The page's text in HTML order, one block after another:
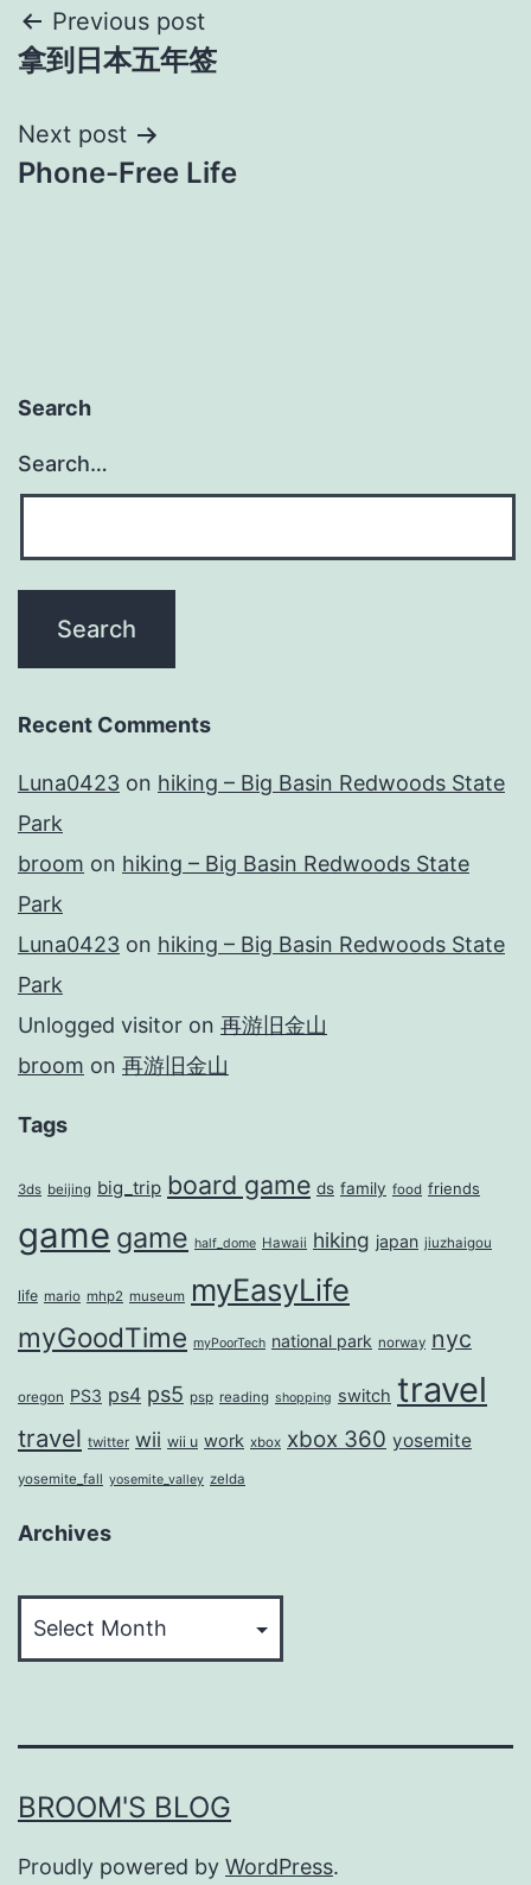
Post
navigation
Previous post
拿到日本五年签
Next post
Phone-Free Life
Search
Search…
Recent Comments
Luna0423 on hiking – Big Basin Redwoods State
Park
broom on hiking – Big Basin Redwoods State
Park
Luna0423 on hiking – Big Basin Redwoods State
Park
Unlogged visitor on 再游旧金山
broom on 再游旧金山
Tags
3ds beijing big_trip board game ds family food friends
game game half_dome Hawaii hiking japan jiuzhaigou
life mario mhp2 museum myEasyLife
myGoodTime myPoorTech national park norway nyc
oregon PS3 ps4 ps5 psp reading shopping switch travel
travel twitter wii wii u work xbox xbox 360 yosemite
yosemite_fall yosemite_valley zelda
Archives
BROOM'S BLOG
Proudly powered by WordPress.